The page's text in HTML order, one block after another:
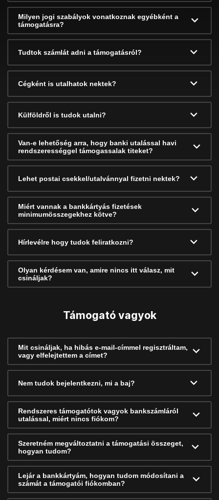
Milyen jogi szabályok vonatkoznak egyébként a
támogatásra?
Tudtok számlát adni a támogatásról?
Cégként is utalhatok nektek?
Külföldről is tudok utalni?
Van-e lehetőség arra, hogy banki utalással havi
rendszerességgel támogassalak titeket?
Lehet postai csekkel/utalvánnyal fizetni nektek?
Miért vannak a bankkártyás fizetések
minimumösszegekhez kötve?
Hírlevélre hogy tudok feliratkozni?
Olyan kérdésem van, amire nincs itt válasz, mit
csináljak?
Támogató vagyok
Mit csináljak, ha hibás e-mail-címmel regisztráltam,
vagy elfelejtettem a címet?
Nem tudok bejelentkezni, mi a baj?
Rendszeres támogatótok vagyok bankszámláról
utalással, miért nincs fiókom?
Szeretném megváltoztatni a támogatási összeget,
hogyan tudom?
Lejár a bankkártyám, hogyan tudom módosítani a
számát a támogatói fiókomban?